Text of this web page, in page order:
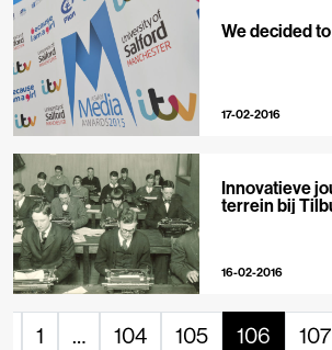
We decided
17-02-2016
Innovatieve
terrein bij
16-02-2016
1 … 104 105 106 107